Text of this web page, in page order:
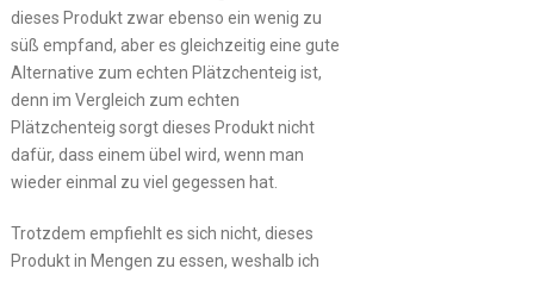
dieses Produkt zwar ebenso ein wenig zu
süß empfand, aber es gleichzeitig eine gute
Alternative zum echten Plätzchenteig ist,
denn im Vergleich zum echten
Plätzchenteig sorgt dieses Produkt nicht
dafür, dass einem übel wird, wenn man
wieder einmal zu viel gegessen hat.
Trotzdem empfiehlt es sich nicht, dieses
Produkt in Mengen zu essen, weshalb ich